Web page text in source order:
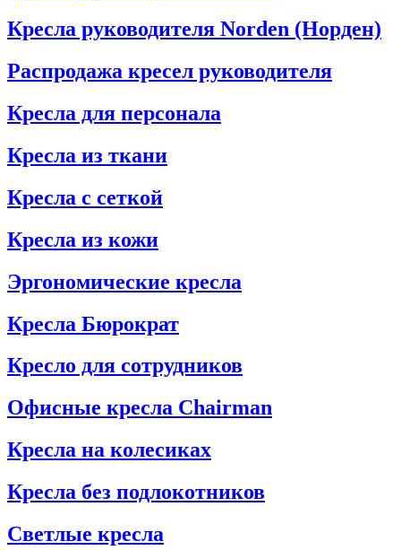
Кресла руководителя Norden (Норден)
Распродажа кресел руководителя
Кресла для персонала
Кресла из ткани
Кресла с сеткой
Кресла из кожи
Эргономические кресла
Кресла Бюрократ
Кресло для сотрудников
Офисные кресла Chairman
Кресла на колесиках
Кресла без подлокотников
Светлые кресла